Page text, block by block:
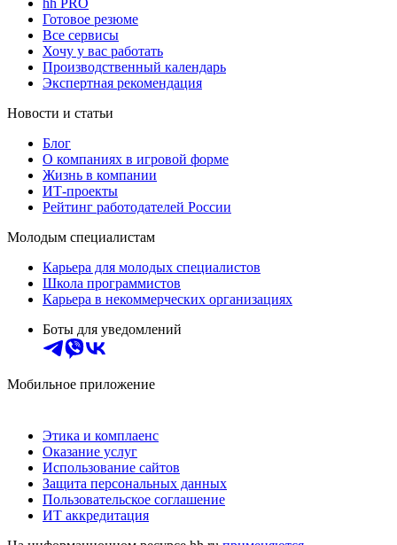
hh PRO
Готовое резюме
Все сервисы
Хочу у вас работать
Производственный календарь
Экспертная рекомендация
Новости и статьи
Блог
О компаниях в игровой форме
Жизнь в компании
ИТ-проекты
Рейтинг работодателей России
Молодым специалистам
Карьера для молодых специалистов
Школа программистов
Карьера в некоммерческих организациях
Боты для уведомлений
Мобильное приложение
Этика и комплаенс
Оказание услуг
Использование сайтов
Защита персональных данных
Пользовательское соглашение
ИТ аккредитация